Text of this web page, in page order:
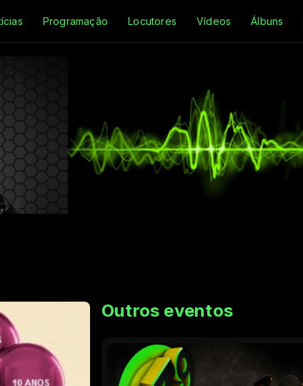
Programação Locutores Vídeos Álbuns
Outros eventos